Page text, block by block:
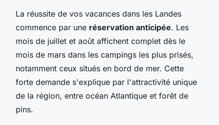
La réussite de vos vacances dans les Landes
commence par une réservation anticipée. Les
mois de juillet et août affichent complet dès le
mois de mars dans les campings les plus prisés,
notamment ceux situés en bord de mer. Cette
forte demande s'explique par l'attractivité unique
de la région, entre océan Atlantique et forêt de
pins.